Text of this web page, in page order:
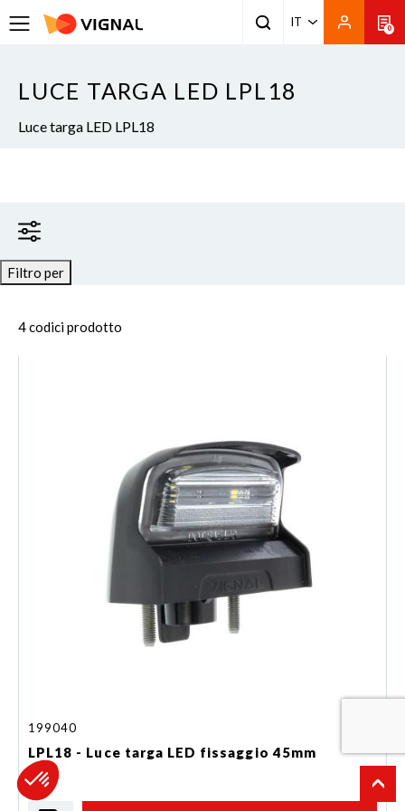
IT 0
LUCE TARGA LED LPL18
Luce targa LED LPL18
Filtro per
4 codici prodotto
199040
LPL18 - Luce targa LED fissaggio 45mm